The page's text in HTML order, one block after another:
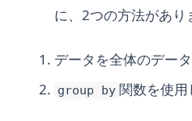
に、2つの方法があり
データを全体のデー
group by 関数を使用